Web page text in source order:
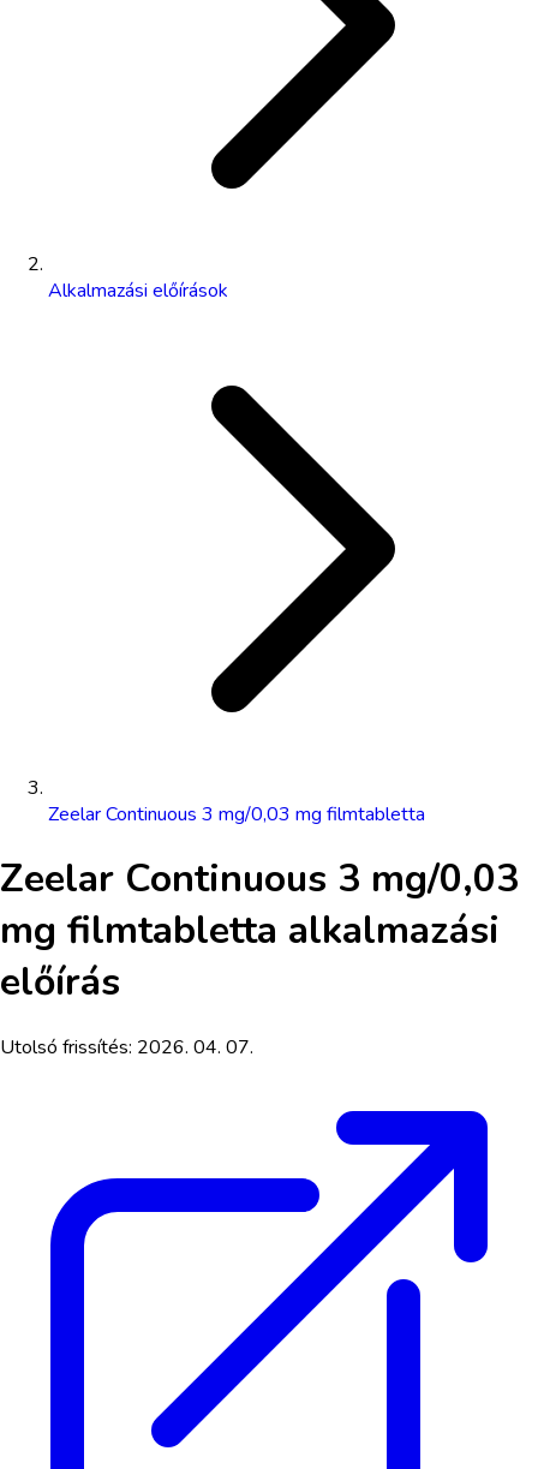
Alkalmazási előírások
Zeelar Continuous 3 mg/0,03 mg filmtabletta
Zeelar Continuous 3 mg/0,03
mg filmtabletta alkalmazási
előírás
Utolsó frissítés: 2026. 04. 07.